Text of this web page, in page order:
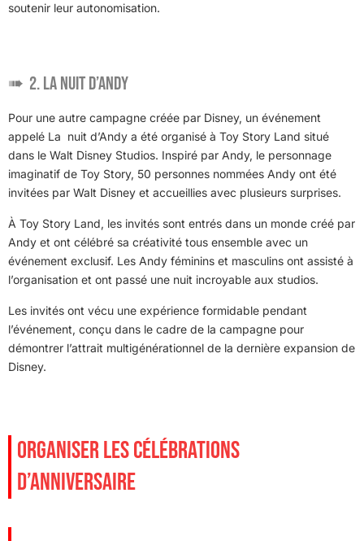
soutenir leur autonomisation.
2. La nuit d’Andy
Pour une autre campagne créée par Disney, un événement
appelé La nuit d’Andy a été organisé à Toy Story Land situé
dans le Walt Disney Studios. Inspiré par Andy, le personnage
imaginatif de Toy Story, 50 personnes nommées Andy ont été
invitées par Walt Disney et accueillies avec plusieurs surprises.
À Toy Story Land, les invités sont entrés dans un monde créé par
Andy et ont célébré sa créativité tous ensemble avec un
événement exclusif. Les Andy féminins et masculins ont assisté à
l’organisation et ont passé une nuit incroyable aux studios.
Les invités ont vécu une expérience formidable pendant
l’événement, conçu dans le cadre de la campagne pour
démontrer l’attrait multigénérationnel de la dernière expansion de
Disney.
ORGANISER LES CÉLÉBRATIONS
D’ANNIVERSAIRE